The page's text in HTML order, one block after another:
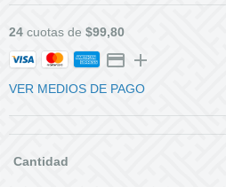
24 cuotas de $99,80
VER MEDIOS DE PAGO
Cantidad